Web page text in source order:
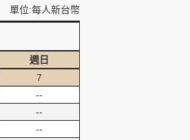
單位:每人新台幣
週日
7
--
--
--